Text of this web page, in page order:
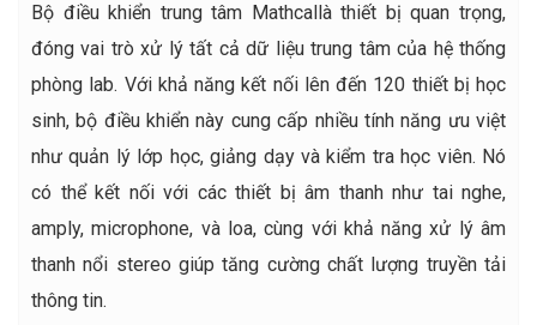
Bộ điều khiển trung tâm Mathcallà thiết bị quan trọng,
đóng vai trò xử lý tất cả dữ liệu trung tâm của hệ thống
phòng lab. Với khả năng kết nối lên đến 120 thiết bị học
sinh, bộ điều khiển này cung cấp nhiều tính năng ưu việt
như quản lý lớp học, giảng dạy và kiểm tra học viên. Nó
có thể kết nối với các thiết bị âm thanh như tai nghe,
amply, microphone, và loa, cùng với khả năng xử lý âm
thanh nổi stereo giúp tăng cường chất lượng truyền tải
thông tin.